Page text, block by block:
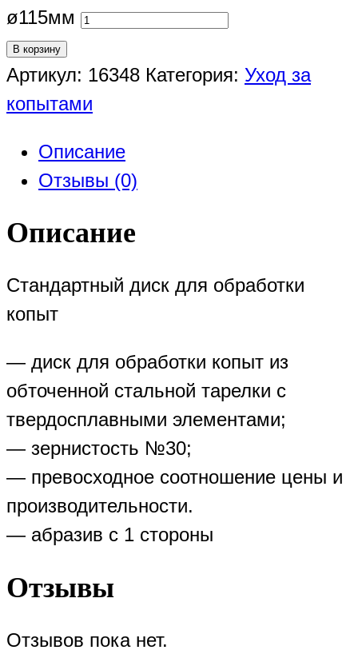
ø115мм
В корзину
Артикул: 16348 Категория: Уход за
копытами
Описание
Отзывы (0)
Описание
Стандартный диск для обработки
копыт
— диск для обработки копыт из
обточенной стальной тарелки с
твердосплавными элементами;
— зернистость №30;
— превосходное соотношение цены и
производительности.
— абразив с 1 стороны
Отзывы
Отзывов пока нет.